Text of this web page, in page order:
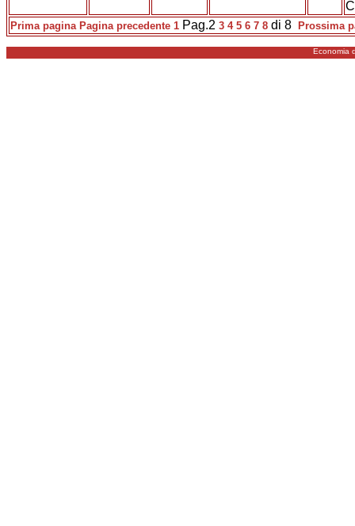
Prima pagina Pagina precedente 1 Pag.2 3 4 5 6 7 8 di 8 Prossima